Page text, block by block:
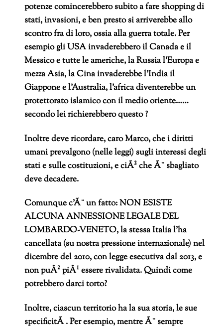
potenze comincerebbero subito a fare shopping di
stati, invasioni, e ben presto si arriverebbe allo
scontro fra di loro, ossia alla guerra totale. Per
esempio gli USA invaderebbero il Canada e il
Messico e tutte le americhe, la Russia l’Europa e
mezza Asia, la Cina invaderebbe l’India il
Giappone e l’Australia, l’africa diventerebbe un
protettorato islamico con il medio oriente……
secondo lei richierebbero questo ?
Inoltre deve ricordare, caro Marco, che i diritti
umani prevalgono (nelle leggi) sugli interessi degli
stati e sulle costituzioni, e ciÃ² che Ã¨ sbagliato
deve decadere.
Comunque c’Ã¨ un fatto: NON ESISTE
ALCUNA ANNESSIONE LEGALE DEL
LOMBARDO-VENETO, la stessa Italia l’ha
cancellata (su nostra pressione internazionale) nel
dicembre del 2010, con legge esecutiva dal 2013, e
non puÃ² piÃ¹ essere rivalidata. Quindi come
potrebbero darci torto?
Inoltre, ciascun territorio ha la sua storia, le sue
specificitÃ . Per esempio, mentre Ã¨ sempre